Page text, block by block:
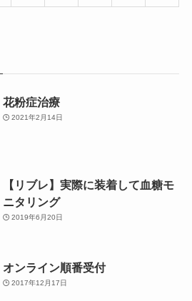
花粉症治療
2021年2月14日
【リブレ】実際に装着して血糖モ
ニタリング
2019年6月20日
オンライン順番受付
2017年12月17日